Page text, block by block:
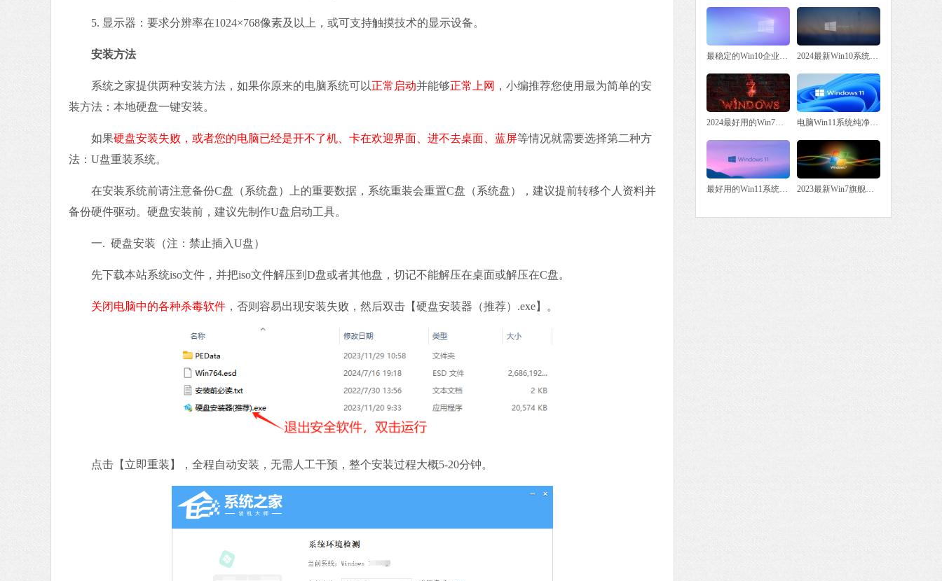
5. 显示器：要求分辨率在1024×768像素及以上，或可支持触摸技术的显示设备。
安装方法
系统之家提供两种安装方法，如果你原来的电脑系统可以正常启动并能够正常上网 ，小编推荐您使用最为简单的安
装方法：本地硬盘一键安装。
如果硬盘安装失败，或者您的电脑已经是开不了机、卡在欢迎界面、进不去桌面、蓝屏等情况就需要选择第二种方
法：U盘重装系统。
在安装系统前请注意备份C盘（系统盘）上的重要数据，系统重装会重置C盘（系统盘），建议提前转移个人资料并
备份硬件驱动。硬盘安装前，建议先制作U盘启动工具。
一. 硬盘安装（注：禁止插入U盘）
先下载本站系统iso文件，并把iso文件解压到D盘或者其他盘，切记不能解压在桌面或解压在C盘。
关闭电脑中的各种杀毒软件 ，否则容易出现安装失败，然后双击【硬盘安装器（推荐）.exe】。
点击【立即重装】，全程自动安装，无需人工干预，整个安装过程大概5-20分钟。
电脑Win11系统纯净版大全
2023最新Win7旗舰版下载